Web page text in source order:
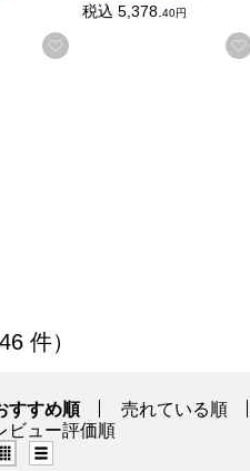
お気に入りに登録する
税込 5,378.40円
ギフト」の商品一覧
件）
すすめ順 売れている順
ビュー評価順
グリッド表示（タイル表示）